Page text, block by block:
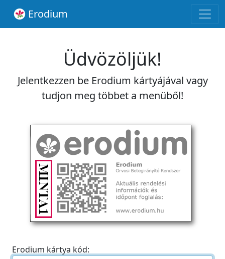
Erodium
Üdvözöljük!
Jelentkezzen be Erodium kártyájával vagy
tudjon meg többet a menüből!
Erodium kártya kód: